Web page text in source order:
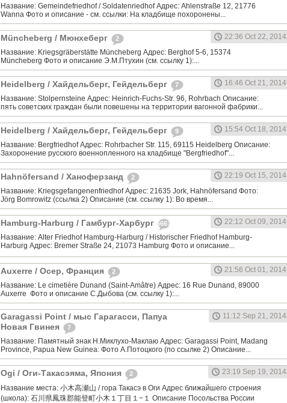
Название: Gemeindefriedhof / Soldatenriedhof Адрес: Ahlenstraße 12, 21776
Wanna Фото и описание - см. ссылки: На кладбище похоронены...
Müncheberg / Мюнхеберг 2
22:36 Oct 22, 2014
Название: Kriegsgräberstätte Müncheberg Адрес: Berghof 5-6, 15374
Müncheberg Фото и описание Э.М.Птухин (см. ссылку 1):...
Heidelberg / Хайдельберг, Гейдельберг 7
16:46 Oct 21, 2014
Название: Stolpernsteine Адрес: Heinrich-Fuchs-Str. 96, Rohrbach Описание:
пять советских граждан были повешены на территории вагонной фабрики...
Heidelberg / Хайдельберг, Гейдельберг 9
15:54 Oct 18, 2014
Название: Bergfriedhof Адрес: Rohrbacher Str. 115, 69115 Heidelberg Описание:
Захоронение русского военнопленного на кладбище "Bergfriedhof"...
Hahnöfersand / Ханоферзанд 2
22:19 Oct 15, 2014
Название: Kriegsgefangenenfriedhof Адрес: 21635 Jork, Hahnöfersand Фото:
Jörg Bomrowitz (ссылка 2) Описание (см. ссылку 1): Во время...
Hamburg-Harburg / Гамбург-Харбург 6667
22:12 Oct 09, 2014
Название: Alter Friedhof Hamburg-Harburg / Historischer Friedhof Hamburg-
Harburg Адрес: Bremer Straße 24, 21073 Hamburg Фото и описание...
Auxerre ‎/ Осер, Франция 2
21:56 Oct 01, 2014
Название: Le cimetière Dunand (Saint-Amâtre) Адрес: 16 Rue Dunand, 89000
Auxerre ‎ Фото и описание С.Дыбова (см. ссылку 1):...
Garagassi Point / мыс Гарагасси, Папуа
Новая Гвинея
7
11:12 Sep 21, 2014
Название: Памятный знак Н.Миклухо-Маклаю Адрес: Garagassi Point, Madang
Province, Papua New Guinea: Фото А.Потоцкого (по ссылке 2) Описание...
Ogi / Оги-Такасэяма, Япония 2
23:19 Sep 19, 2014
Название места: 小木高瀬山 / гора Такасэ в Оги Адрес ближайшего строения
(школа): 石川県鳳珠郡能登町小木１丁目１−１ Описание Посольства России